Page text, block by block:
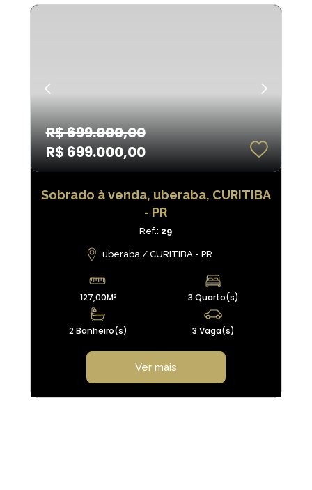
R$ 699.000,00
R$ 699.000,00
Sobrado à venda, uberaba, CURITIBA
- PR
Ref.: 29
uberaba / CURITIBA - PR
127,00M² 3 Quarto(s)
2 Banheiro(s) 3 Vaga(s)
Ver mais